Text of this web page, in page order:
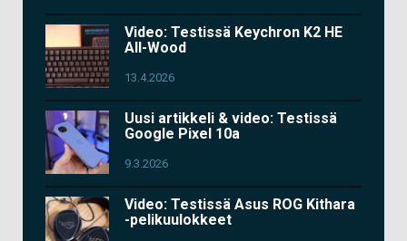
Video: Testissä Keychron K2 HE
All-Wood
13.4.2026
Uusi artikkeli & video: Testissä
Google Pixel 10a
9.3.2026
Video: Testissä Asus ROG Kithara
-pelikuulokkeet